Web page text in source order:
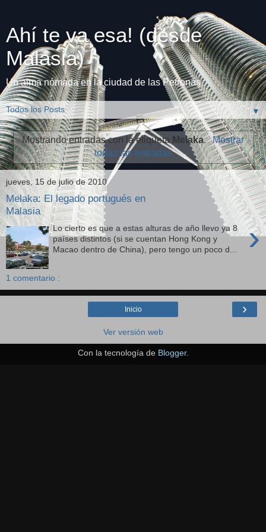
Ahí te va esa! (desde
Malasia)
Un alma nómada en la ciudad de las Petronas
▼
Mostrando entradas con la etiqueta Melaka. Mostrar
todas las entradas
jueves, 15 de julio de 2010
Melaka: El legado portugués en
Malasia
›
Lo cierto es que a estas alturas de año llevo ya 8
países distintos (si se cuentan Hong Kong y
Macao dentro de China), pero tengo un poco d...
1 comentario :
›
Inicio
Ver versión web
Con la tecnología de Blogger.